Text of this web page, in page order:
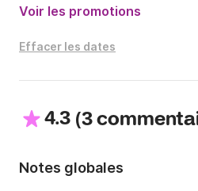
Voir les promotions
Effacer les dates
4.3 (3
Notes globales